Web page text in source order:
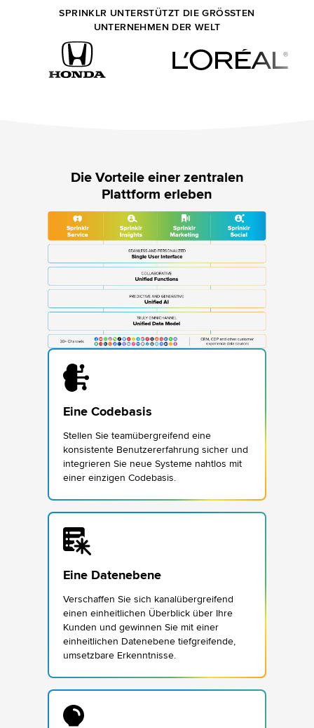
SPRINKLR UNTERSTÜTZT DIE GRÖSSTEN U
NTERNEHMEN DER WELT
Die Vorteile einer zentralen
Plattform erleben
Eine Codebasis
Stellen Sie teamübergreifend eine
konsistente Benutzererfahrung sicher und
integrieren Sie neue Systeme nahtlos mit
einer einzigen Codebasis.
Eine Datenebene
Verschaffen Sie sich kanalübergreifend
einen einheitlichen Überblick über Ihre
Kunden und gewinnen Sie mit einer
einheitlichen Datenebene tiefgreifende,
umsetzbare Erkenntnisse.